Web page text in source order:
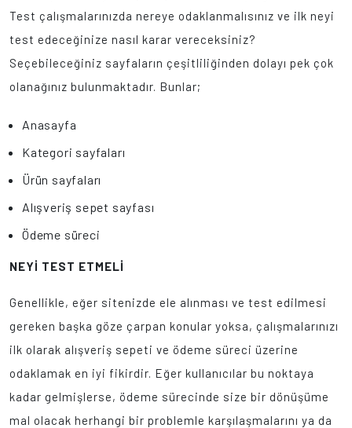
Test çalışmalarınızda nereye odaklanmalısınız ve ilk neyi
test edeceğinize nasıl karar vereceksiniz?
Seçebileceğiniz sayfaların çeşitliliğinden dolayı pek çok
olanağınız bulunmaktadır. Bunlar;
Anasayfa
Kategori sayfaları
Ürün sayfaları
Alışveriş sepet sayfası
Ödeme süreci
NEYİ TEST ETMELİ
Genellikle, eğer sitenizde ele alınması ve test edilmesi
gereken başka göze çarpan konular yoksa, çalışmalarınızı
ilk olarak alışveriş sepeti ve ödeme süreci üzerine
odaklamak en iyi fikirdir. Eğer kullanıcılar bu noktaya
kadar gelmişlerse, ödeme sürecinde size bir dönüşüme
mal olacak herhangi bir problemle karşılaşmalarını ya da